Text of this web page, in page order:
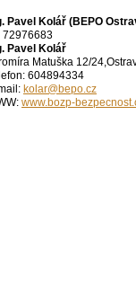
Pavel Kolář (BEPO
72976683
Pavel Kolář
Matuška 12/
604894334
kolar@bepo.cz
www.bozp-